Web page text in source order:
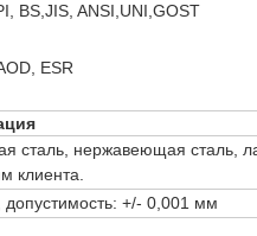
BS,JIS, ANSI,UNI,GOST
ESR
сталь, нержавеющая сталь,
клиента.
+/- 0,001 мм